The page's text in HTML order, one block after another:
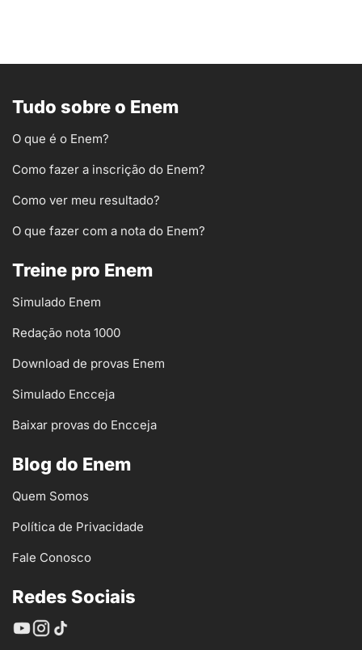
Tudo sobre o Enem
O que é o Enem?
Como fazer a inscrição do Enem?
Como ver meu resultado?
O que fazer com a nota do Enem?
Treine pro Enem
Simulado Enem
Redação nota 1000
Download de provas Enem
Simulado Encceja
Baixar provas do Encceja
Blog do Enem
Quem Somos
Política de Privacidade
Fale Conosco
Redes Sociais